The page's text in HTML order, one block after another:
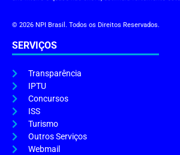
© 2026 NPI Brasil. Todos os Direitos Reservados.
SERVIÇOS
Transparência
IPTU
Concursos
ISS
Turismo
Outros Serviços
Webmail